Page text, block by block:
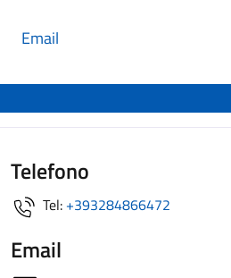
Email
Telefono
Tel: +393284866472
Email